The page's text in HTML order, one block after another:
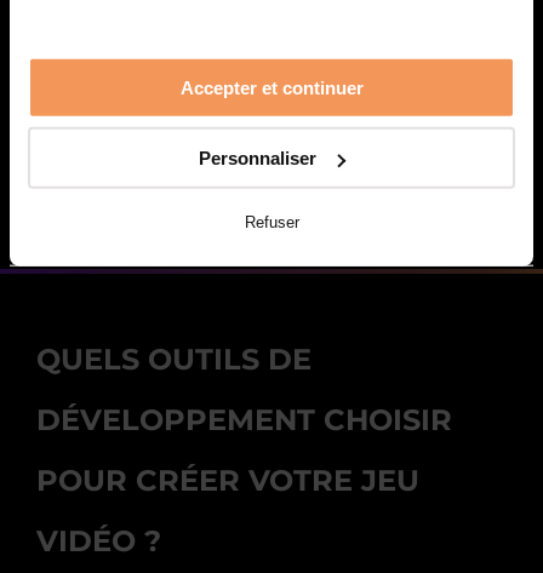
Accepter et continuer
Personnaliser
Refuser
Pour tout problème lié à l'envoi de ce
formulaire, écrivez à
contact@gamingcampus.fr
QUELS OUTILS DE
DÉVELOPPEMENT CHOISIR
POUR CRÉER VOTRE JEU
VIDÉO ?